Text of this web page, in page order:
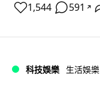
1,544 591 ↗
科技娛樂 生活娛樂